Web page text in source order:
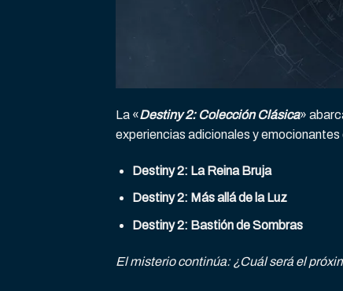
La «Destiny 2: Colección Clásica»
experiencias adicionales y
Destiny 2: La Reina Bruja
Destiny 2: Más allá de la Luz
Destiny 2: Bastión de Sombras
El misterio continúa: ¿Cuál será el